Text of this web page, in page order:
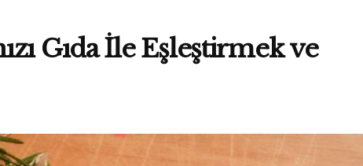
Gıda İle Eşleştirmek ve